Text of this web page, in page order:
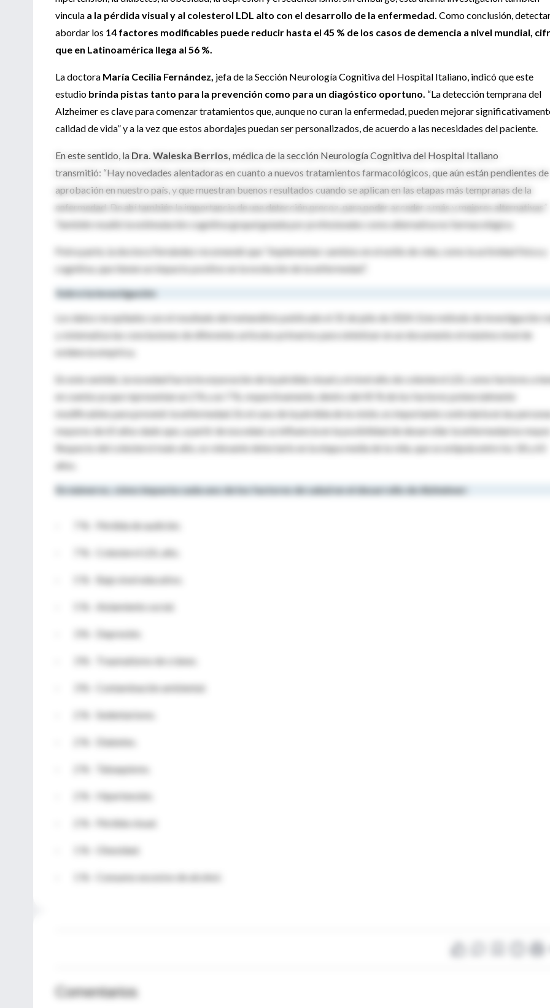
vincula a la pérdida visual y al colesterol LDL alto con el desarrollo de la enfermedad. Como conclusión,
abordar los 14 factores modificables puede reducir hasta el 45 % de los casos de demencia a nivel mundial ,
que en L atinoamérica llega al 56 %
La doctora María Cecilia Fernández, jefa de la Sección Neurología Cognitiva del Hospital Italiano, indicó queeste
estudio brinda pistas tanto para la prevención como para un diagóstico oportuno. “L a detección temprana del
Alzheimer es clave para comenzar tratamientos que, aunque no curan la enfermedad, pueden mejorar
calidad de vida”y a la vez que estos abordajes puedan ser personalizados, de acuerdo a las necesidades del paciente.
Enestesentido , la Dra. Waleska Berrios, médicade lasección NeurologíaCognitivadel Hospital Italiano
transmitió: “Haynovedades alentadoras encuantoanuevos tratamientos farmacológicos , queaúnestánpendientes de
aprobaciónennuestropaís , y quemuestran buenos resultados cuando seaplicanen lasetapasmás tempranas de la
enfermedad . Deahítambién laimportanciadeunadetecciónprecoz, parapoder acceder amás ymejoresalternativas
También resaltó laestimulación cognitivagrupalguiadapor profesionales como alternativano farmacológica
Potra parte, la doctora Fernández recomendó que “i mplementar cambios enelestilo de vida como laactividad físicay
cognitiva, que tienenun impactopositivo en laevolución de laenfermedad
Sobrelainvestigación
Los datos recopilados sonel resultado del metanálisispublicado el 31 dejulio de 2024. Este método deinvestigación
sistematizalas conclusiones dediferentes artículosprimariosparasintetizar enun documento el máximo nivel de
evidenciaempírica
este sentido , lanovedad fue laincorporación de lapérdidavisual y el nivelalto de colesterol como factores a
en cuentayaque representanun 2 % y un 7 %, respectivamente dentro del 45 % de los factorespotencialmente
modificablesparaprevenir laenfermedad . Enel caso de lapérdidade la visión , es importante controlarlaen las
mayores de 65 años dado que, apartir deesaedad suinfluenciaen laposibilidad dedesarrollar laenfermedades mayor.
Respecto del colesterol malo alto, es relevantedetectarlo en laetapamedia de la vida, que seestipulaentre los
18 y 65
años
Ennúmeros,cómoimpactacadauno delosfactoresdesaludeneldesarrollode Alzheimer:
Pérdidadeaudición
Colesterol LDL alto.
5 % - Bajo nivel educativo
Aislamiento social.
Depresión
Traumatismo de cráneo
Contaminación ambiental
Sedentarismo
2 % - Diabetes.
Tabaquismo
Hipertensión
Pérdidavisual.
Obesidad
Consumo excesivo de alcohol.
Comentarios